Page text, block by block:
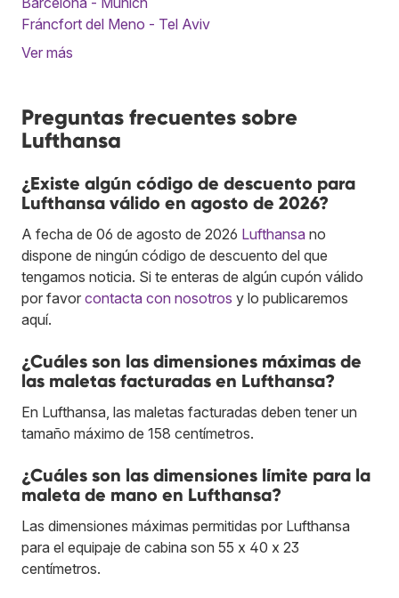
Fráncfort del Meno - Tel Aviv
Ver más
Preguntas frecuentes sobre
Lufthansa
¿Existe algún código de descuento para
Lufthansa válido en agosto de 2026?
A fecha de 06 de agosto de 2026 Lufthansa no
dispone de ningún código de descuento del que
tengamos noticia. Si te enteras de algún cupón válido
por favor contacta con nosotros y lo publicaremos
aquí.
¿Cuáles son las dimensiones máximas de
las maletas facturadas en Lufthansa?
En Lufthansa, las maletas facturadas deben tener un
tamaño máximo de 158 centímetros.
¿Cuáles son las dimensiones límite para la
maleta de mano en Lufthansa?
Las dimensiones máximas permitidas por Lufthansa
para el equipaje de cabina son 55 x 40 x 23
centímetros.